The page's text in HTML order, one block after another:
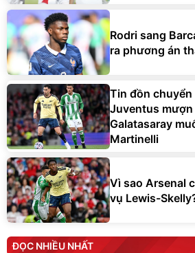
Rodri sang
ra phương án
Tin đồn
Juventus
Galatasaray
Martinelli
Vì sao Arsenal
vụ Lewis-
ĐỌC NHIỀU NHẤT